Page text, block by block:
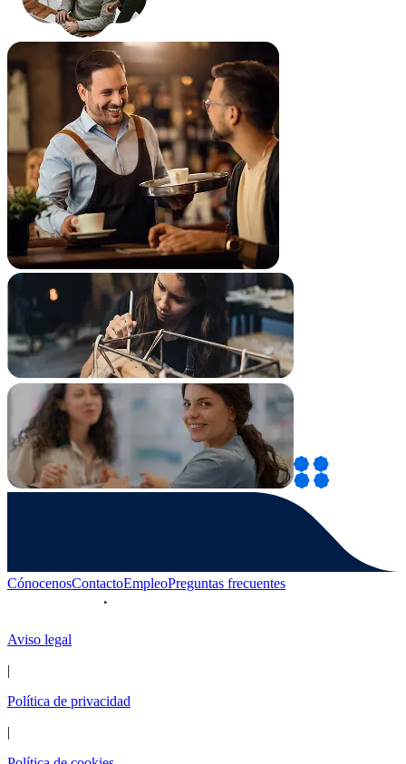
CónocenosContactoEmpleoPreguntas frecuentes
Aviso legal
|
Política de privacidad
|